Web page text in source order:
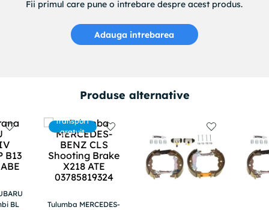
Fii primul care pune o intrebare despre acest produs.
Adauga intrebarea
Produse alternative
BL
Transport
gratuit
Tulumba MERCEDES-